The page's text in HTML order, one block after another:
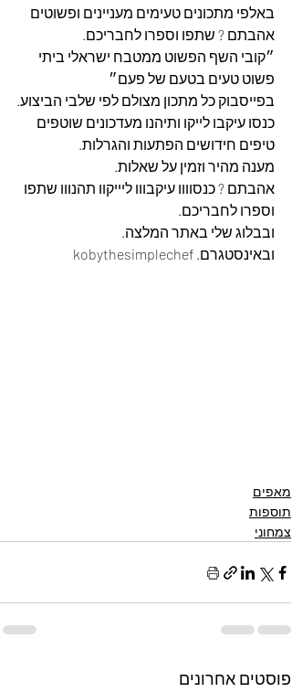
באלפי מתכונים טעימים מעניינים ופשוטים
אהבתם ? שתפו וספרו לחבריכם.
״קובי השף הפשוט ממטבח ישראלי ביתי
פשוט טעים בטעם של פעם״
בפייסבוק כל מתכון מצולם לפי שלבי הביצוע.
כנסו עיקבו לייקו ותיהנו מעדכונים שוטפים
טיפים חידושים הפתעות והגרלות.
מענה מהיר וזמין על שאלות.
אהבתם ? כנסוווו עיקבווו ליייקוו תהנווו שתפו
וספרו לחבריכם.
ובבלוג שלי באתר המלצה.
ובאינסטגרם. kobythesimplechef
מאפים
תוספות
צמחוני
פוסטים אחרונים